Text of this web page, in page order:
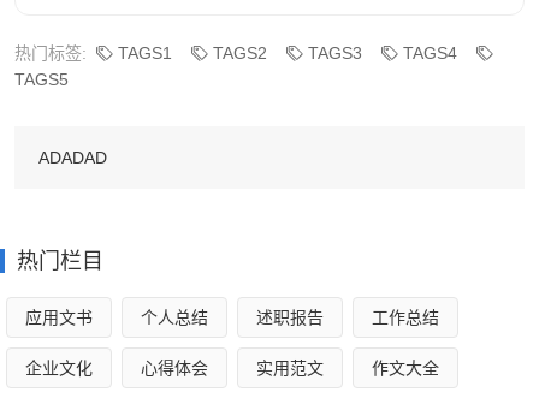
抗食死徒的战斗中展示了她的能力，取得了明显的进步，而
且在《死亡圣器》的整个事件过程中，她证明了自己已经可
赫敏刚到霍格沃茨时，黑魔法和伏地魔
远的过去。当她了解到更多关于哈利的生活 ，以及
步临近时，她才开始理解即将到来的黑暗，并梦想要
地魔。
热门标签: TAGS1 TAGS2 TAGS3
TAGS4
TAGS5
ADADAD
热门栏目
应用文书 个人总结 述职报告 工作总结
企业文化 心得体会 实用范文 作文大全